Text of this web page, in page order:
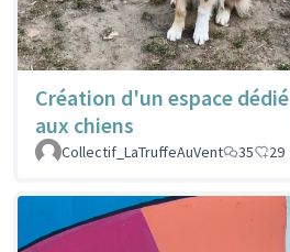
Création d'un espace dédié
aux chiens
Collectif_LaTruffeAuVent
35 29